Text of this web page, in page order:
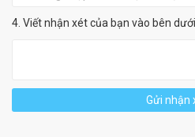
4. Viết nhận xét của bạn vào bên
Gửi nhận